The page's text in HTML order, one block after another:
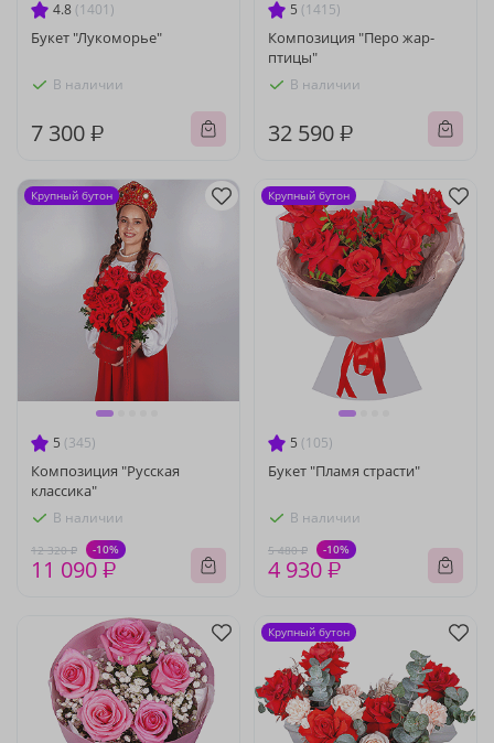
4.8 (1401)
Букет "Лукоморье"
В наличии
7 300 ₽
5 (1415)
Композиция "Перо жар-
птицы"
В наличии
32 590 ₽
5 (345)
Композиция "Русская
классика"
В наличии
12 320 ₽ -10%
11 090 ₽
Крупный бутон
5 (105)
Букет "Пламя страсти"
В наличии
5 480 ₽ -10%
4 930 ₽
Крупный бутон
Крупный бутон